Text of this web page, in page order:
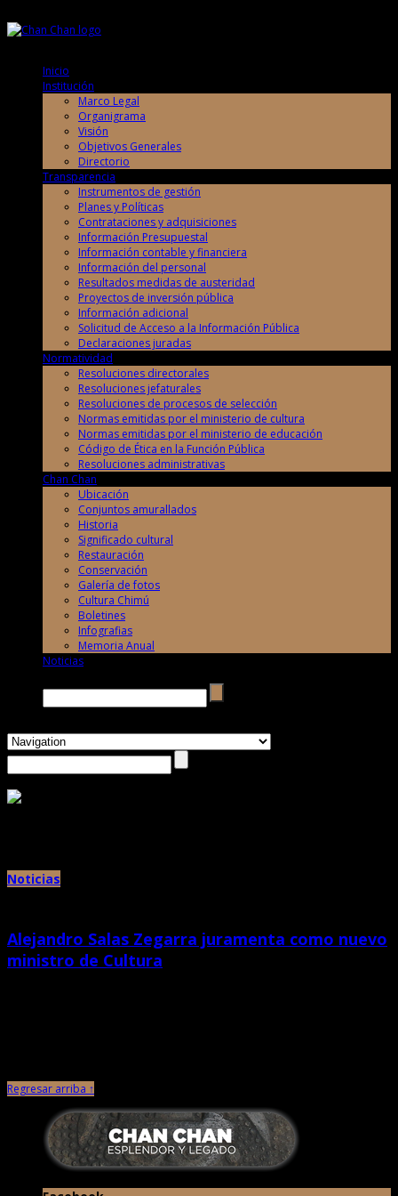
Inicio
Institución
Marco Legal
Organigrama
Visión
Objetivos Generales
Directorio
Transparencia
Instrumentos de gestión
Planes y Políticas
Contrataciones y adquisiciones
Información Presupuestal
Información contable y financiera
Información del personal
Resultados medidas de austeridad
Proyectos de inversión pública
Información adicional
Solicitud de Acceso a la Información Pública
Declaraciones juradas
Normatividad
Resoluciones directorales
Resoluciones jefaturales
Resoluciones de procesos de selección
Normas emitidas por el ministerio de cultura
Normas emitidas por el ministerio de educación
Código de Ética en la Función Pública
Resoluciones administrativas
Chan Chan
Ubicación
Conjuntos amurallados
Historia
Significado cultural
Restauración
Conservación
Galería de fotos
Cultura Chimú
Boletines
Infografias
Memoria Anual
Noticias
Noticias
Alejandro Salas Zegarra juramenta como nuevo
ministro de Cultura
Regresar arriba ↑